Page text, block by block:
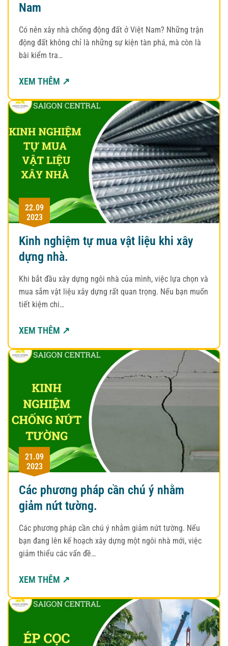
Nam
Có nên xây nhà chống động đất ở Việt Nam? Những trận
động đất không chỉ là những sự kiện tàn phá, mà còn là
bài kiểm tra…
XEM THÊM ↗
22.09
2023
Kinh nghiệm tự mua vật liệu khi xây
dựng nhà.
Khi bắt đầu xây dựng ngôi nhà của mình, việc lựa chọn và
mua sắm vật liệu xây dựng rất quan trọng. Nếu bạn muốn
tiết kiệm chi…
XEM THÊM ↗
21.09
2023
Các phương pháp cần chú ý nhằm
giảm nứt tường.
Các phương pháp cần chú ý nhằm giảm nứt tường. Nếu
bạn đang lên kế hoạch xây dựng một ngôi nhà mới, việc
giảm thiểu các vấn đề…
XEM THÊM ↗